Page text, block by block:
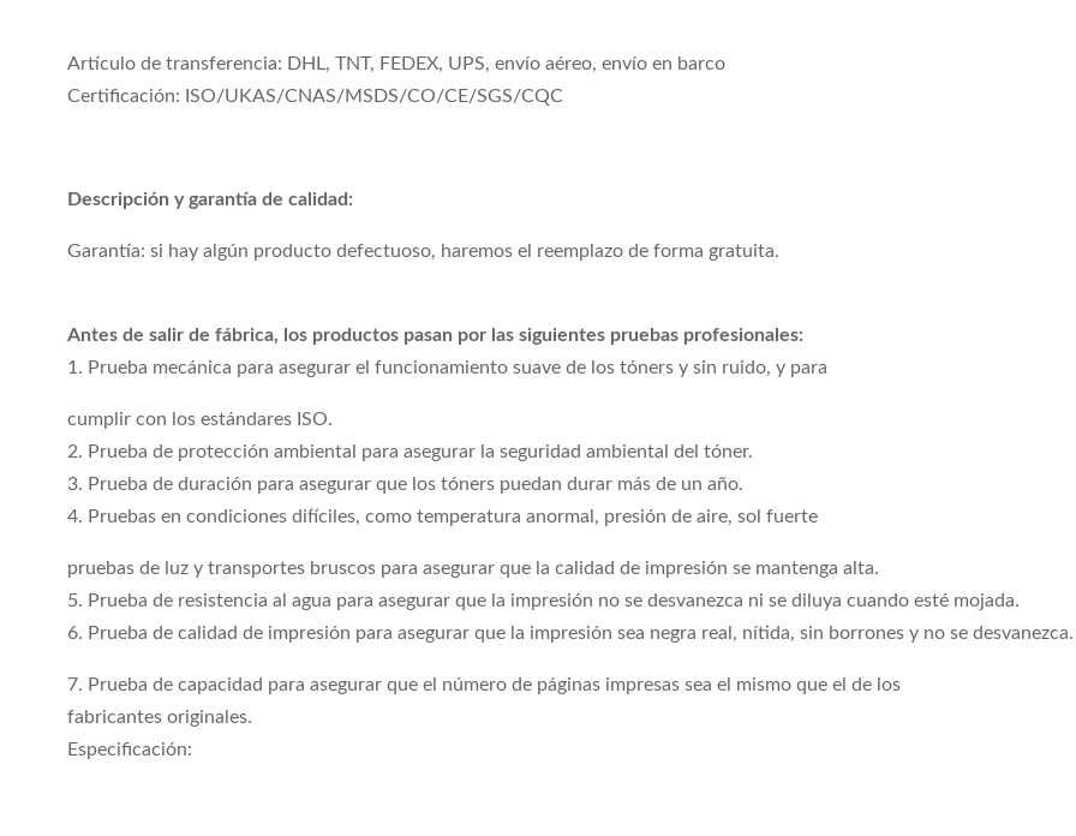
Artículo de transferencia: DHL, TNT, FEDEX, UPS, envío aéreo, envío en barco
Certificación: ISO/UKAS/CNAS/MSDS/CO/CE/SGS/CQC
Descripción y garantía de calidad:
Garantía: si hay algún producto defectuoso, haremos el reemplazo de forma gratuita.
Antes de salir de fábrica, los productos pasan por las siguientes pruebas profesionales:
1. Prueba mecánica para asegurar el funcionamiento suave de los tóners y sin ruido, y para
cumplir con los estándares ISO.
2. Prueba de protección ambiental para asegurar la seguridad ambiental del tóner.
3. Prueba de duración para asegurar que los tóners puedan durar más de un año.
4. Pruebas en condiciones difíciles, como temperatura anormal, presión de aire, sol fuerte
pruebas de luz y transportes bruscos para asegurar que la calidad de impresión se mantenga alta.
5. Prueba de resistencia al agua para asegurar que la impresión no se desvanezca ni se diluya cuando esté mojada.
6. Prueba de calidad de impresión para asegurar que la impresión sea negra real, nítida, sin borrones y no se desvanezca.
7. Prueba de capacidad para asegurar que el número de páginas impresas sea el mismo que el de los
fabricantes originales.
Especificación: